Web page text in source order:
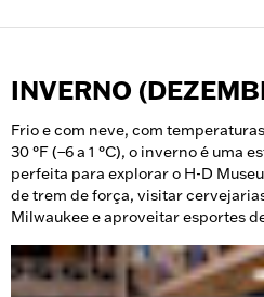
INVERNO
Frio e com neve, com
30 °F (−6 a 1 °C), o inverno é uma
perfeita para explorar o H-D
de trem de força, visitar
Milwaukee e aproveitar esportes